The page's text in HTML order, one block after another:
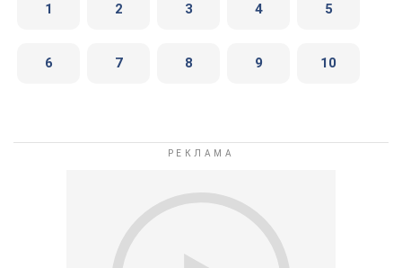
1 2 3 4 5
6 7 8 9 10